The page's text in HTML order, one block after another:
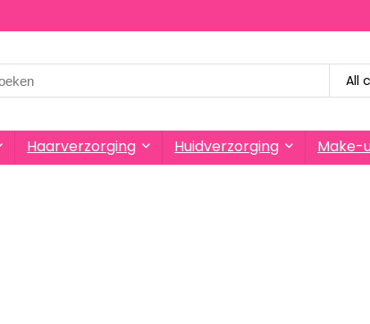
All
Haarverzorging Huidverzorging Make-